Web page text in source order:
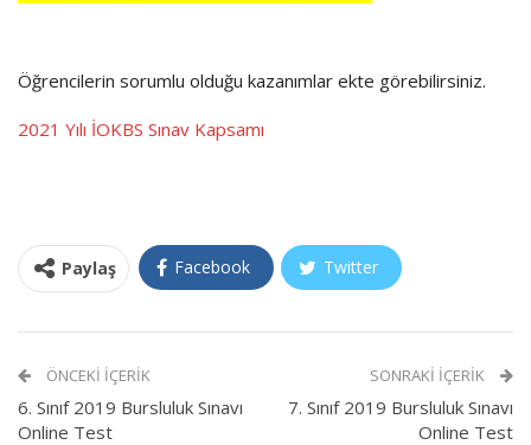
Öğrencilerin sorumlu olduğu kazanımlar ekte görebilirsiniz.
2021 Yılı İOKBS Sınav Kapsamı
Paylaş Facebook Twitter
ÖNCEKI İÇERIK
6. Sınıf 2019 Bursluluk Sınavı
Online Test
SONRAKI İÇERIK
7. Sınıf 2019 Bursluluk Sınavı
Online Test